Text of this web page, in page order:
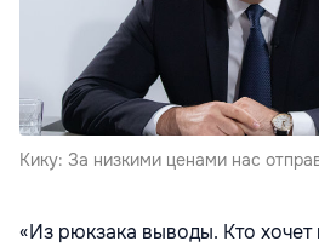
Кику: За низкими ценами нас
«Из рюкзака выводы. Кто